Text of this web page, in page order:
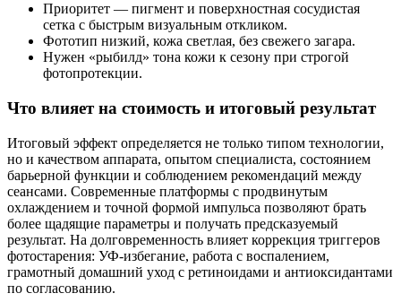
Приоритет — пигмент и поверхностная сосудистая
сетка с быстрым визуальным откликом.
Фототип низкий, кожа светлая, без свежего загара.
Нужен «рыбилд» тона кожи к сезону при строгой
фотопротекции.
Что влияет на стоимость и итоговый результат
Итоговый эффект определяется не только типом технологии,
но и качеством аппарата, опытом специалиста, состоянием
барьерной функции и соблюдением рекомендаций между
сеансами. Современные платформы с продвинутым
охлаждением и точной формой импульса позволяют брать
более щадящие параметры и получать предсказуемый
результат. На долговременность влияет коррекция триггеров
фотостарения: УФ‑избегание, работа с воспалением,
грамотный домашний уход с ретиноидами и антиоксидантами
по согласованию.